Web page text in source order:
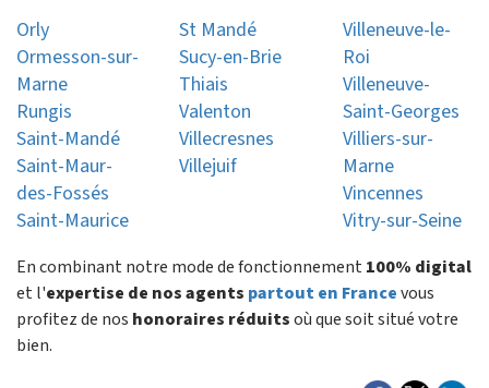
Orly
Ormesson-sur-
Marne
Rungis
Saint-Mandé
Saint-Maur-
des-Fossés
Saint-Maurice
St Mandé
Sucy-en-Brie
Thiais
Valenton
Villecresnes
Villejuif
Villeneuve-le-
Roi
Villeneuve-
Saint-Georges
Villiers-sur-
Marne
Vincennes
Vitry-sur-Seine
En combinant notre mode de fonctionnement 100% digital
et l'expertise de nos agents partout en Francevous
profitez de nos honoraires réduitsoù que soit situé votre
bien.